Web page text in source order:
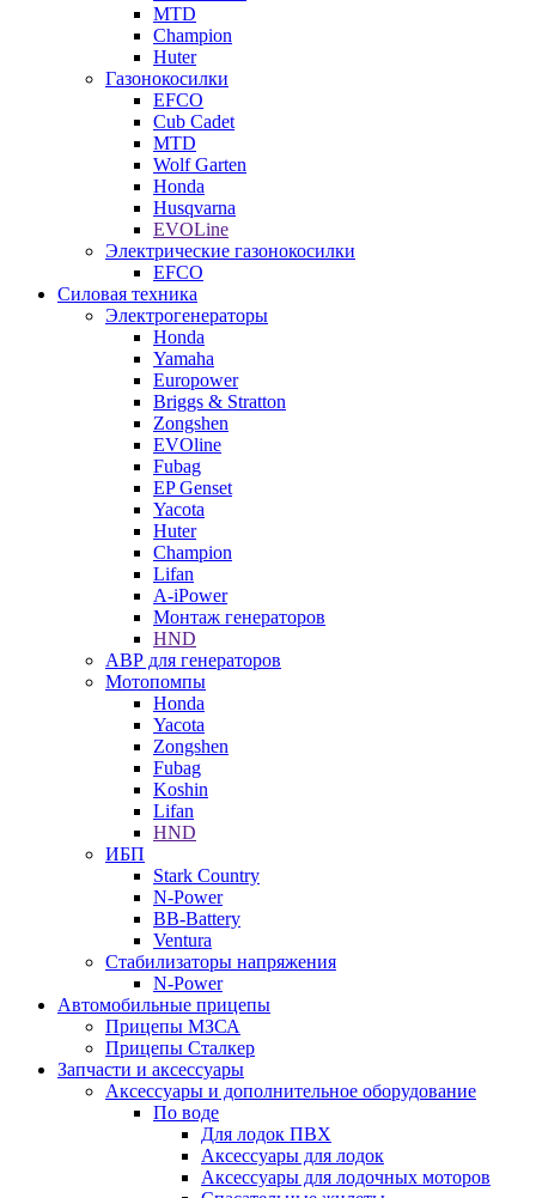
MTD
Champion
Huter
Газонокосилки
EFCO
Cub Cadet
MTD
Wolf Garten
Honda
Husqvarna
EVOLine
Электрические газонокосилки
EFCO
Силовая техника
Электрогенераторы
Honda
Yamaha
Europower
Briggs & Stratton
Zongshen
EVOline
Fubag
EP Genset
Yacota
Huter
Champion
Lifan
A-iPower
Монтаж генераторов
HND
АВР для генераторов
Мотопомпы
Honda
Yacota
Zongshen
Fubag
Koshin
Lifan
HND
ИБП
Stark Country
N-Power
BB-Battery
Ventura
Стабилизаторы напряжения
N-Power
Автомобильные прицепы
Прицепы МЗСА
Прицепы Сталкер
Запчасти и аксессуары
Аксессуары и дополнительное оборудование
По воде
Для лодок ПВХ
Аксессуары для лодок
Аксессуары для лодочных моторов